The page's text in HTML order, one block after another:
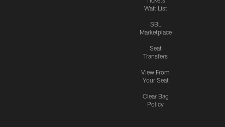
Wait List
SBL
Marketplace
Seat
Transfers
View From
Your Seat
Clear Bag
Policy